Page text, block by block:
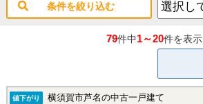
条件を絞り込む
79件中1～20件を表示
値下がり 横須賀市芦名の中古一戸建て